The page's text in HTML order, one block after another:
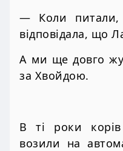
— Коли питали,
відповідала, що
А ми ще довго
за Хвойдою.
В ті роки
возили на